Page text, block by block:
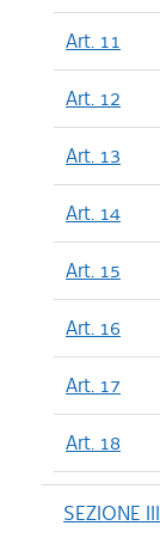
Art. 11
Art. 12
Art. 13
Art. 14
Art. 15
Art. 16
Art. 17
Art. 18
SEZIONE III